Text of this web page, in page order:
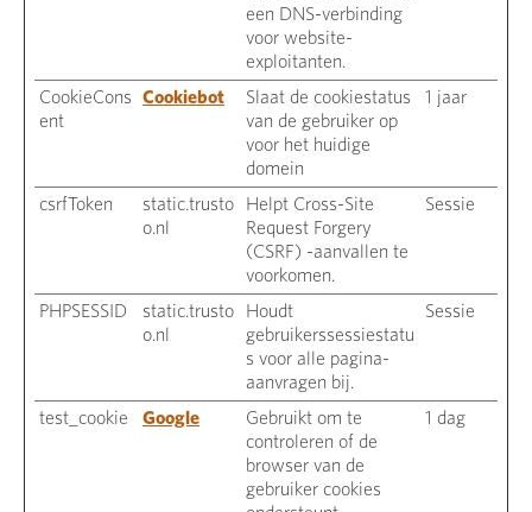
een DNS-verbinding
voor website-
exploitanten.
CookieCons
ent
Cookiebot
Slaat de cookiestatus
van de gebruiker op
voor het huidige
domein
1 jaar
csrfToken
static.trusto
o.nl
Helpt Cross-Site
Request Forgery
(CSRF) -aanvallen te
voorkomen.
Sessie
PHPSESSID
static.trusto
o.nl
Houdt
gebruikerssessiestatu
s voor alle pagina-
aanvragen bij.
Sessie
test_cookie Google
Gebruikt om te
controleren of de
browser van de
gebruiker cookies
1 dag